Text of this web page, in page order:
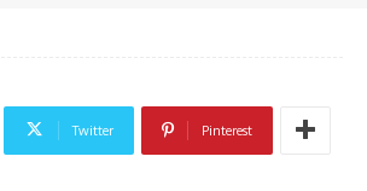
Twitter Pinterest